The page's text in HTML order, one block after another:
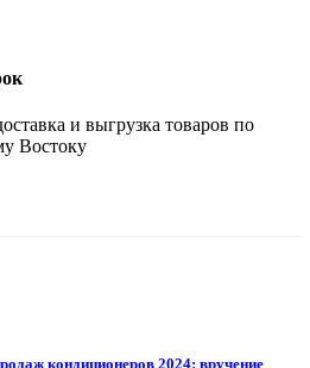
и выгрузка товаров по
Востоку
кондиционеров 2024: вручение